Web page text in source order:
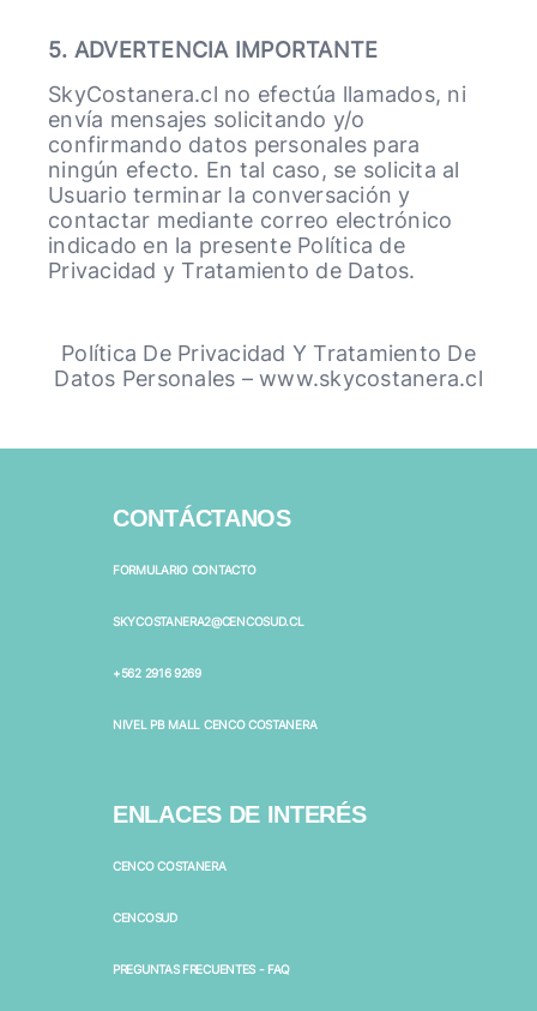
5. ADVERTENCIA IMPORTANTE
SkyCostanera.cl no efectúa llamados, ni
envía mensajes solicitando y/o
confirmando datos personales para
ningún efecto. En tal caso, se solicita al
Usuario terminar la conversación y
contactar mediante correo electrónico
indicado en la presente Política de
Privacidad y Tratamiento de Datos.
Política De Privacidad Y Tratamiento De
Datos Personales – www.skycostanera.cl
CONTÁCTANOS
FORMULARIO CONTACTO
SKYCOSTANERA2@CENCOSUD.CL
+562 2916 9269
NIVEL PB MALL CENCO COSTANERA
ENLACES DE INTERÉS
CENCO COSTANERA
CENCOSUD
PREGUNTAS FRECUENTES - FAQ